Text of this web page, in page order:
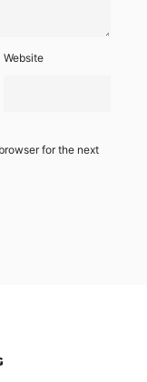
Website
for the next